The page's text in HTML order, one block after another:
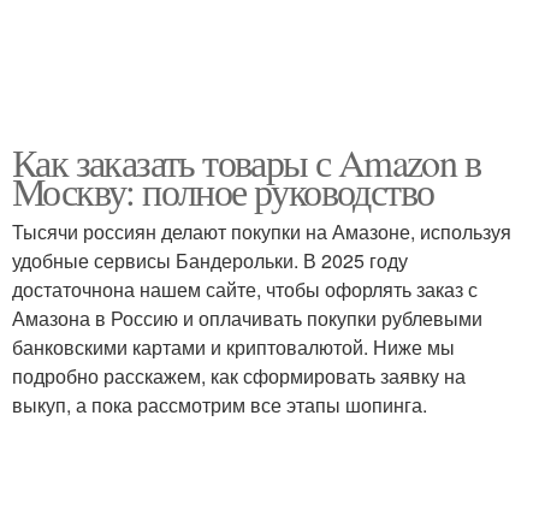
Как заказать товары с Amazon в
Москву: полное руководство
Тысячи россиян делают покупки на Амазоне, используя
удобные сервисы Бандерольки. В 2025 году
достаточнона нашем сайте, чтобы офорлять заказ с
Амазона в Россию и оплачивать покупки рублевыми
банковскими картами и криптовалютой. Ниже мы
подробно расскажем, как сформировать заявку на
выкуп, а пока рассмотрим все этапы шопинга.